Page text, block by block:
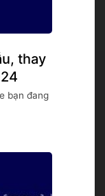
thay
bạn đang